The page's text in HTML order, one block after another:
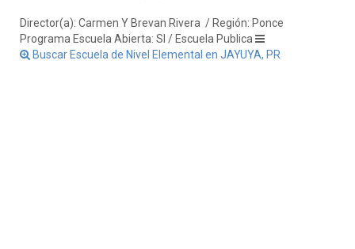
Director(a): Carmen Y Brevan Rivera / Región: Ponce
Programa Escuela Abierta: SI / Escuela Publica
Buscar Escuela de Nivel Elemental en JAYUYA, PR